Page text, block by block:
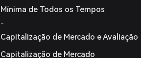
Mínima de Todos os Tempos
-
Capitalização de Mercado e Avaliação
Capitalização de Mercado